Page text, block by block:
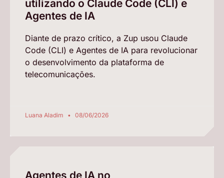
utilizando o Claude Code (CLI) e
Agentes de IA
Diante de prazo crítico, a Zup usou Claude
Code (CLI) e Agentes de IA para revolucionar
o desenvolvimento da plataforma de
telecomunicações.
Luana Aladim 08/06/2026
Agentes de IA no